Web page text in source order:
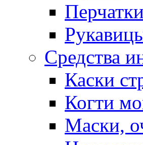
Перчатки
Средства
Каски
Когти
Маски,